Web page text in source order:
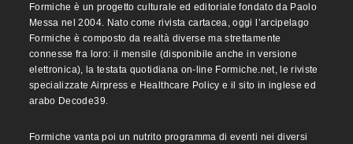
Formiche è un progetto culturale ed editoriale fondato da Paolo
Messa nel 2004. Nato come rivista cartacea, oggi l’arcipelago
Formiche è composto da realtà diverse ma strettamente
connesse fra loro: il mensile (disponibile anche in versione
elettronica), la testata quotidiana on-line Formiche.net, le riviste
specializzate Airpress e Healthcare Policy e il sito in inglese ed
arabo Decode39.
Formiche vanta poi un nutrito programma di eventi nei diversi